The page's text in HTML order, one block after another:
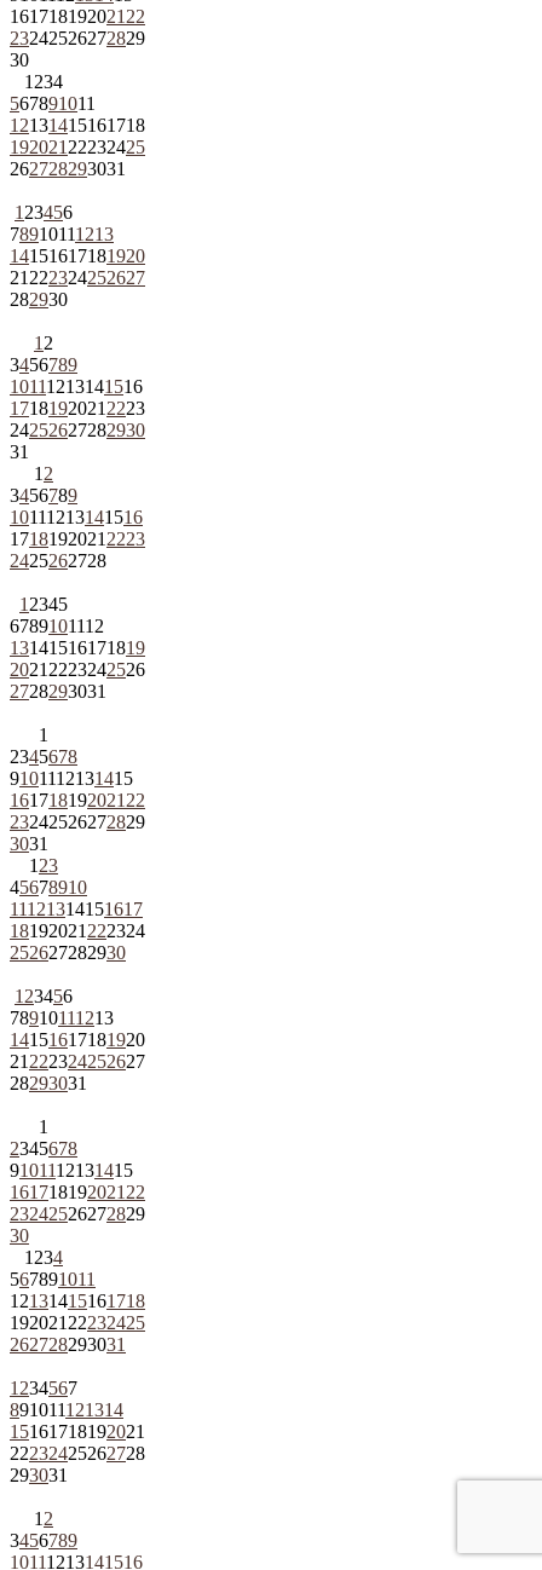
161718192021 22
23242526272829
30
1 234
567891011
12131415161718
192021 22232425
262728293031
1 23456
78910111213
14151617181920
21 222324252627
282930
1 2
3456789
10111213141516
1718192021 2223
24252627282930
31
1 2
3456789
10111213141516
1718192021 2223
2425262728
1 2345
6789101112
13141516171819
2021 2223242526
2728293031
1
2345678
9101112131415
161718192021 22
23242526272829
3031
1 23
45678910
11121314151617
18192021 222324
252627282930
1 23456
78910111213
14151617181920
21 222324252627
28293031
1
2345678
9101112131415
161718192021 22
23242526272829
30
1 234
567891011
12131415161718
192021 22232425
262728293031
1 234567
891011121314
15161718192021
22232425262728
293031
1 2
3456789
10111213141516